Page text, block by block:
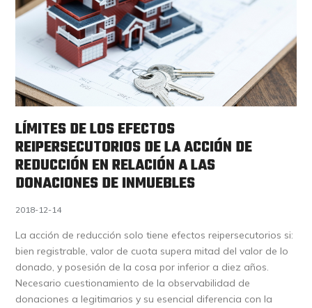
LÍMITES DE LOS EFECTOS
REIPERSECUTORIOS DE LA ACCIÓN DE
REDUCCIÓN EN RELACIÓN A LAS
DONACIONES DE INMUEBLES
2018-12-14
La acción de reducción solo tiene efectos reipersecutorios si:
bien registrable, valor de cuota supera mitad del valor de lo
donado, y posesión de la cosa por inferior a diez años.
Necesario cuestionamiento de la observabilidad de
donaciones a legitimarios y su esencial diferencia con la